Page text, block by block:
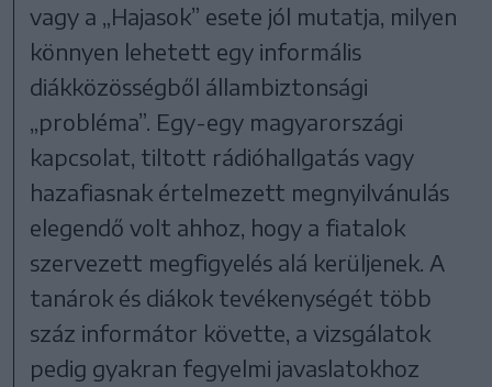
vagy a „Hajasok” esete jól mutatja, milyen
könnyen lehetett egy informális
diákközösségből állambiztonsági
„probléma”. Egy-egy magyarországi
kapcsolat, tiltott rádióhallgatás vagy
hazafiasnak értelmezett megnyilvánulás
elegendő volt ahhoz, hogy a fiatalok
szervezett megfigyelés alá kerüljenek. A
tanárok és diákok tevékenységét több
száz informátor követte, a vizsgálatok
pedig gyakran fegyelmi javaslatokhoz